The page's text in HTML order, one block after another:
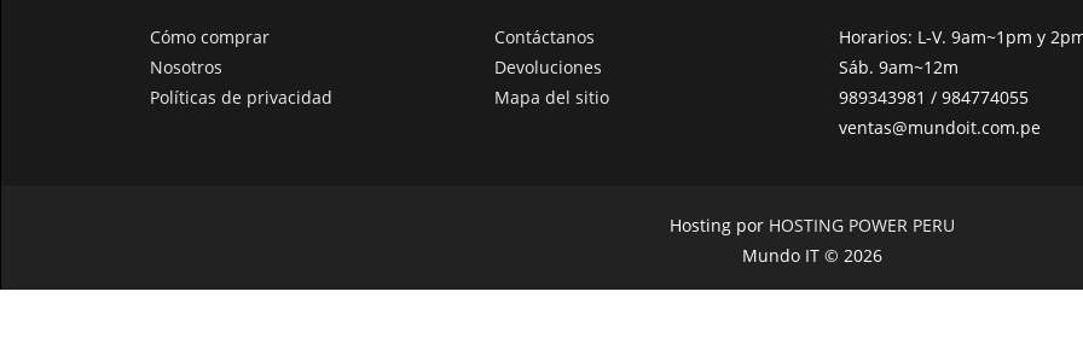
Cómo comprar
Nosotros
Políticas de privacidad
Contáctanos
Devoluciones
Mapa del sitio
Horarios: L-V. 9am~1pm y
Sáb. 9am~12m
989343981 / 984774055
ventas@mundoit.com.pe
Hosting por HOSTING POWER PERU
Mundo IT © 2026